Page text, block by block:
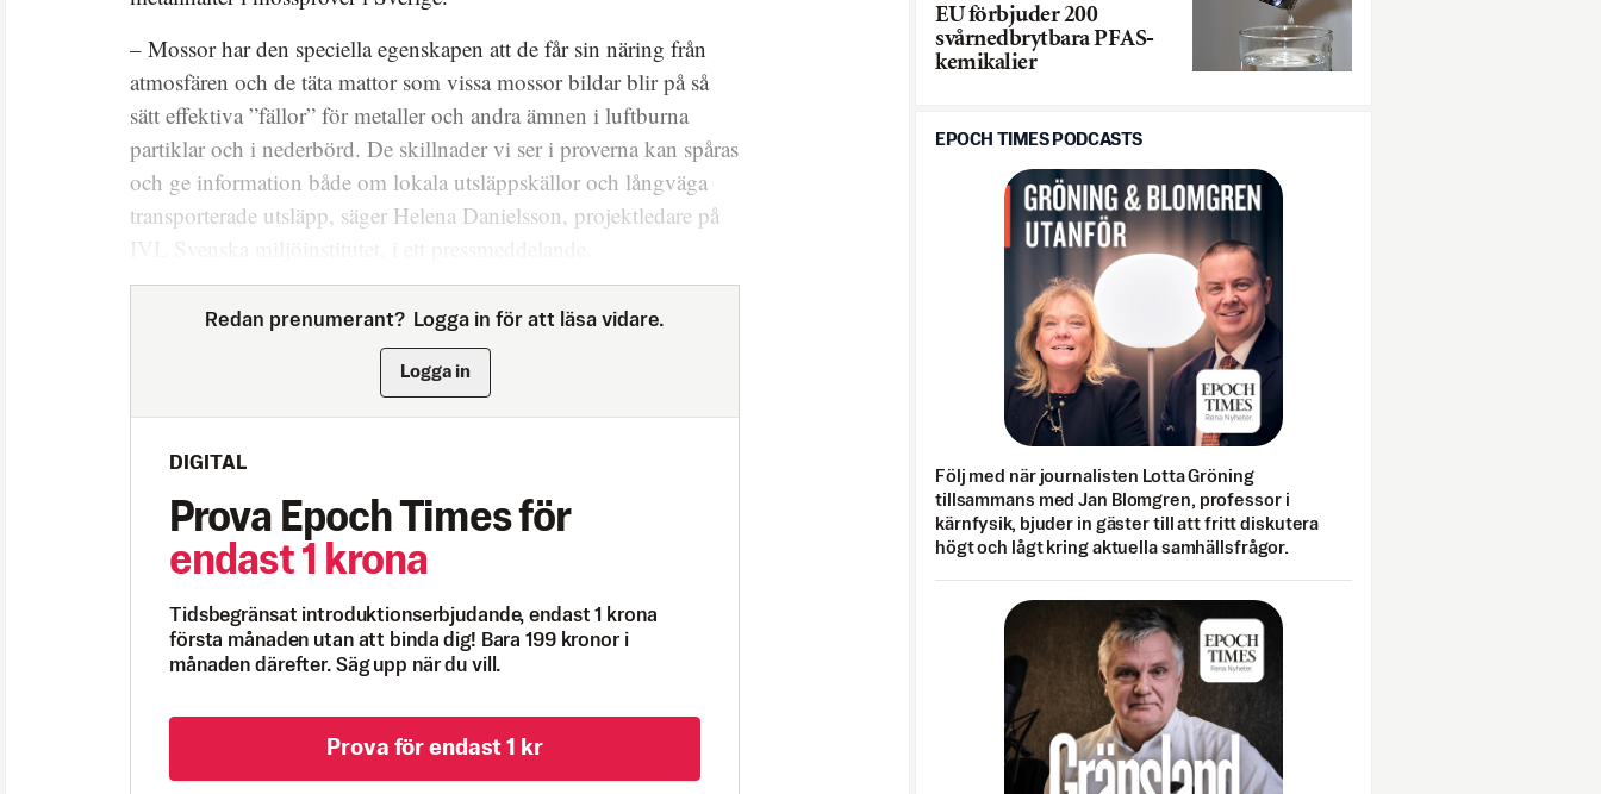
– Mossor har den speciella egenskapen att de får sin näring från
atmosfären och de täta mattor som vissa mossor bildar blir på så
sätt effektiva ”fällor” för metaller och andra ämnen i luftburna
partiklar och i nederbörd. De skillnader vi ser i proverna kan spåras
och ge information både om lokala utsläppskällor och långväga
transporterade utsläpp, säger Helena Danielsson, projektledare på
IVL Svenska miljöinstitutet, i ett pressmeddelande.
Redan prenumerant? Logga in för att läsa vidare.
Logga in
DIGITAL
Prova Epoch Times för
endast 1 krona
Tidsbegränsat introduktionserbjudande, endast 1 krona
första månaden utan att binda dig! Bara 199 kronor i
månaden därefter. Säg upp när du vill.
Prova för endast 1 kr
EU förbjuder 200
svårnedbrytbara PFAS-
kemikalier
EPOCH TIMES PODCASTS
Följ med när journalisten Lotta Gröning
tillsammans med Jan Blomgren, professor i
kärnfysik, bjuder in gäster till att fritt diskutera
högt och lågt kring aktuella samhällsfrågor.